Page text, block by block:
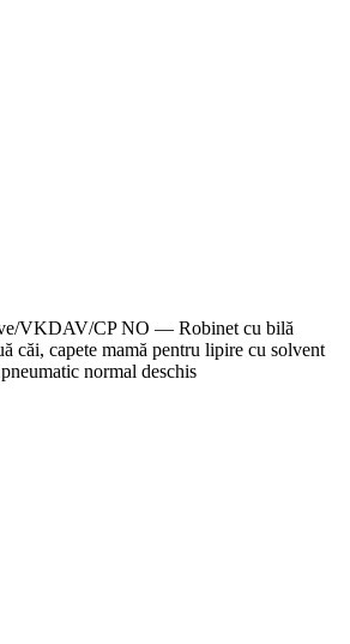
/VKDAV/CP NO — Robinet cu bilă
capete mamă pentru lipire cu solvent
normal deschis